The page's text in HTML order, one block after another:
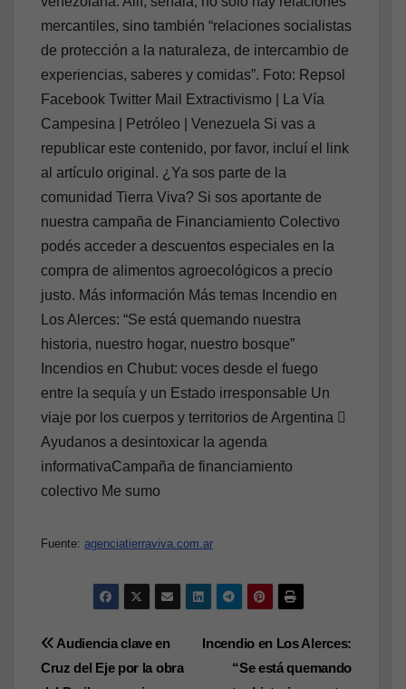
Fuente: agenciatierraviva.com.ar
NavegaciónIncendio en Los Alerces:
“Se está quemando
Audiencia clave en
Cruz del Eje por la obra